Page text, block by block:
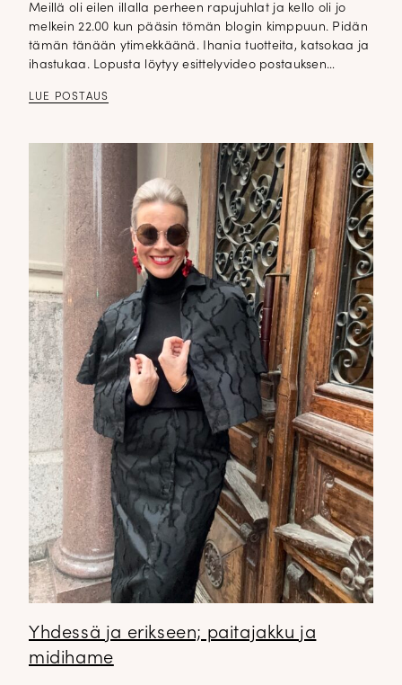
Meillä oli eilen illalla perheen rapujuhlat ja kello oli jo
melkein 22.00 kun pääsin tömän blogin kimppuun. Pidän
tämän tänään ytimekkäänä. Ihania tuotteita, katsokaa ja
ihastukaa. Lopusta löytyy esittelyvideo postauksen…
LUE POSTAUS
Yhdessä ja erikseen; paitajakku ja
midihame